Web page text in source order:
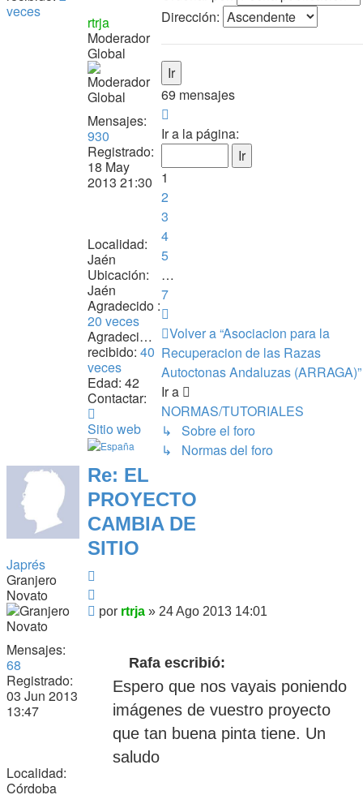
veces
rtrja
Moderador
Global
Mensajes:
930
Registrado:
18 May
2013 21:30
Localidad:
Jaén
Ubicación:
Jaén
Agradecido :
20 veces
Agradecimiento
recibido: 40
veces
Edad: 42
Contactar:
rtrja
Sitio web
Re: EL
PROYECTO
CAMBIA DE
SITIO
Mensaje
por rtrja» 24 Ago 2013 14:01
Rafa escribió:
Espero que nos vayais poniendo
imágenes de vuestro proyecto
que tan buena pinta tiene. Un
saludo
Japrés
Granjero
Novato
Mensajes:
68
Registrado:
03 Jun 2013
13:47
Localidad:
Córdoba
Dirección:
69 mensajes
1
7
Ir a la página:
1
2
3
4
5
…
7
Volver a “Asociacion para la
Recuperacion de las Razas
Autoctonas Andaluzas (ARRAGA)”
Ir a
NORMAS/TUTORIALES
↳ Sobre el foro
↳ Normas del foro